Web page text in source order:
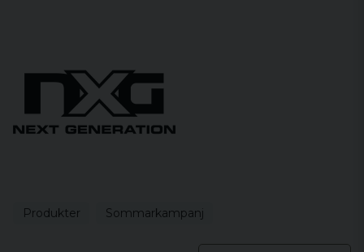
Produkter Sommarkampanj